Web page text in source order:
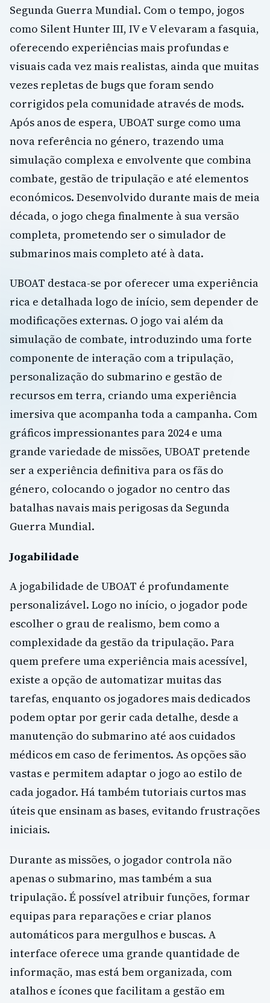
Segunda Guerra Mundial. Com o tempo, jogos
como Silent Hunter III, IV e V elevaram a fasquia,
oferecendo experiências mais profundas e
visuais cada vez mais realistas, ainda que muitas
vezes repletas de bugs que foram sendo
corrigidos pela comunidade através de mods.
Após anos de espera, UBOAT surge como uma
nova referência no género, trazendo uma
simulação complexa e envolvente que combina
combate, gestão de tripulação e até elementos
económicos. Desenvolvido durante mais de meia
década, o jogo chega finalmente à sua versão
completa, prometendo ser o simulador de
submarinos mais completo até à data.
UBOAT destaca-se por oferecer uma experiência
rica e detalhada logo de início, sem depender de
modificações externas. O jogo vai além da
simulação de combate, introduzindo uma forte
componente de interação com a tripulação,
personalização do submarino e gestão de
recursos em terra, criando uma experiência
imersiva que acompanha toda a campanha. Com
gráficos impressionantes para 2024 e uma
grande variedade de missões, UBOAT pretende
ser a experiência definitiva para os fãs do
género, colocando o jogador no centro das
batalhas navais mais perigosas da Segunda
Guerra Mundial.
Jogabilidade
A jogabilidade de UBOAT é profundamente
personalizável. Logo no início, o jogador pode
escolher o grau de realismo, bem como a
complexidade da gestão da tripulação. Para
quem prefere uma experiência mais acessível,
existe a opção de automatizar muitas das
tarefas, enquanto os jogadores mais dedicados
podem optar por gerir cada detalhe, desde a
manutenção do submarino até aos cuidados
médicos em caso de ferimentos. As opções são
vastas e permitem adaptar o jogo ao estilo de
cada jogador. Há também tutoriais curtos mas
úteis que ensinam as bases, evitando frustrações
iniciais.
Durante as missões, o jogador controla não
apenas o submarino, mas também a sua
tripulação. É possível atribuir funções, formar
equipas para reparações e criar planos
automáticos para mergulhos e buscas. A
interface oferece uma grande quantidade de
informação, mas está bem organizada, com
atalhos e ícones que facilitam a gestão em